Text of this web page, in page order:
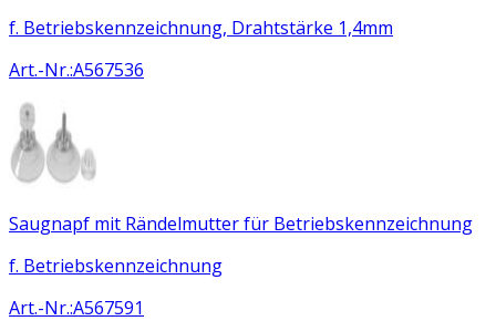
f. Betriebskennzeichnung, Drahtstärke 1,4mm
Art.-Nr.:A567536
Saugnapf mit Rändelmutter für Betriebskennzeichnung
f. Betriebskennzeichnung
Art.-Nr.:A567591